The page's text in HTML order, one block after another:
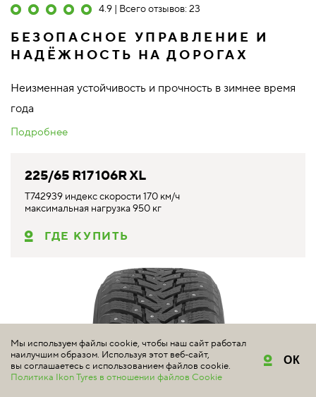
4.9 | Всего отзывов: 23
БЕЗОПАСНОЕ УПРАВЛЕНИЕ И
НАДЁЖНОСТЬ НА ДОРОГАХ
Неизменная устойчивость и прочность в зимнее время
года
Подробнее
225/65 R17 106R XL
T742939 индекс скорости 170 км/ч
максимальная нагрузка 950 кг
ГДЕ КУПИТЬ
Мы используем файлы cookie, чтобы наш сайт работал
наилучшим образом. Используя этот веб-сайт,
вы соглашаетесь с использованием файлов cookie.
Политика Ikon Tyres в отношении файлов Cookie
ОК